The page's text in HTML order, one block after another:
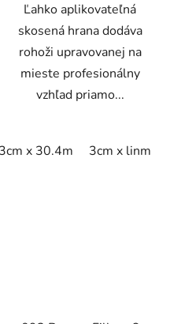
Ľahko aplikovateľná
skosená hrana dodáva
rohoži upravovanej na
mieste profesionálny
vzhľad priamo...
3cm x 30.4m 3cm x linm